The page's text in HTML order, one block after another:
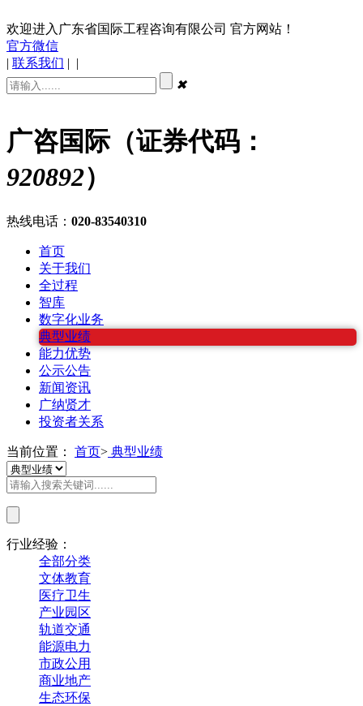
欢迎进入广东省国际工程咨询有限公司 官方网站！
官方微信
| 联系我们 | |
✖
广咨国际（证券代码：
920892）
热线电话： 020-83540310
首页
关于我们
全过程
智库
数字化业务
典型业绩
能力优势
公示公告
新闻资讯
广纳贤才
投资者关系
当前位置： 首页> 典型业绩
行业经验：
全部分类
文体教育
医疗卫生
产业园区
轨道交通
能源电力
市政公用
商业地产
生态环保